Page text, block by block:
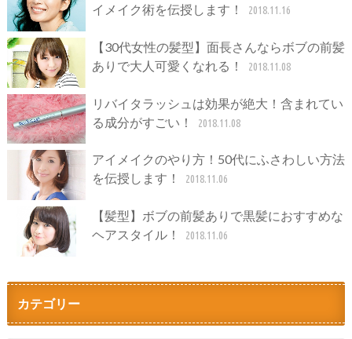
イメイク術を伝授します！
2018.11.16
【30代女性の髪型】面長さんならボブの前髪
ありで大人可愛くなれる！
2018.11.08
リバイタラッシュは効果が絶大！含まれてい
る成分がすごい！
2018.11.08
アイメイクのやり方！50代にふさわしい方法
を伝授します！
2018.11.06
【髪型】ボブの前髪ありで黒髪におすすめな
ヘアスタイル！
2018.11.06
カテゴリー